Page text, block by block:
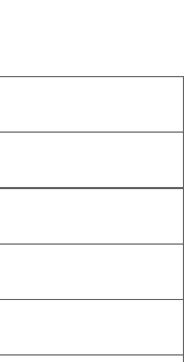
contents